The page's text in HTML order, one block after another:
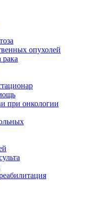
опухолей
при онкологии